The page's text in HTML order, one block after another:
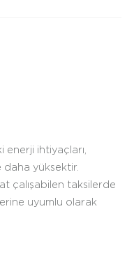
enerji ihtiyaçları,
yüksektir.
çalışabilen taksilerde
uyumlu olarak